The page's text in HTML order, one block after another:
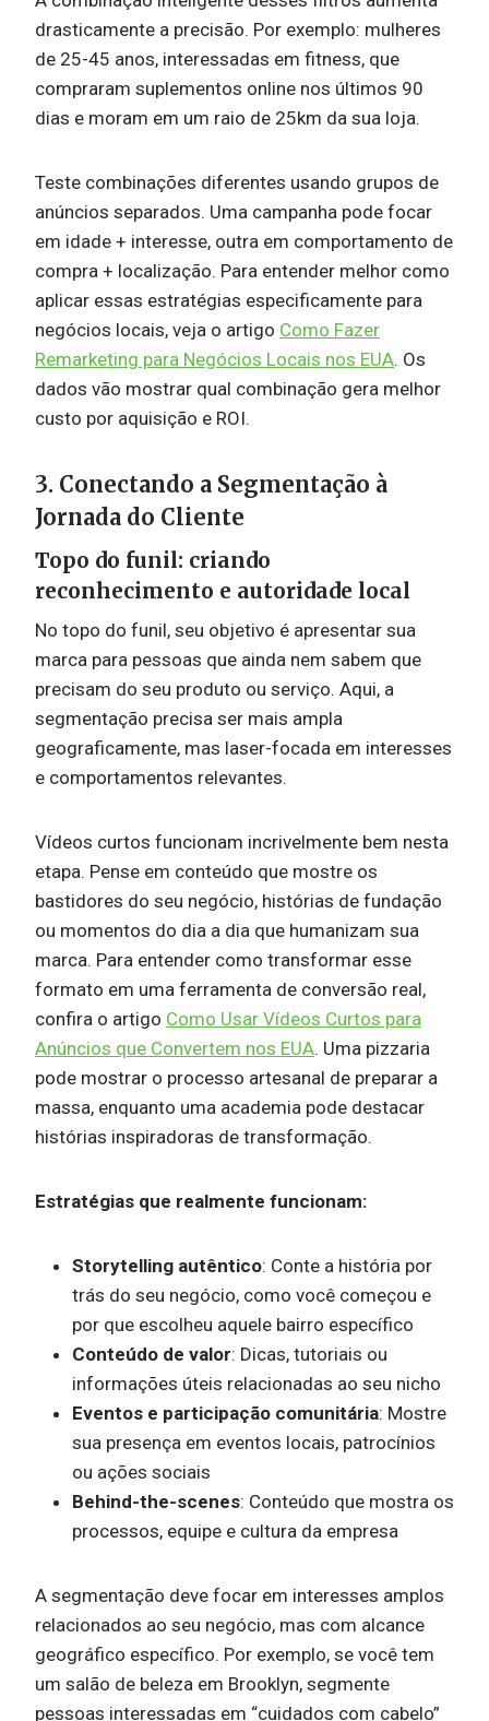
drasticamente a precisão. Por exemplo: mulheres
de 25-45 anos, interessadas em fitness, que
compraram suplementos online nos últimos 90
dias e moram em um raio de 25km da sua loja.
Teste combinações diferentes usando grupos de
anúncios separados. Uma campanha pode focar
em idade + interesse, outra em comportamento de
compra + localização. Para entender melhor como
aplicar essas estratégias especificamente para
negócios locais, veja o artigo Como Fazer
Remarketing para Negócios Locais nos EUA. Os
dados vão mostrar qual combinação gera melhor
custo por aquisição e ROI.
3. Conectando a Segmentação à
Jornada do Cliente
Topo do funil: criando
reconhecimento e autoridade local
No topo do funil, seu objetivo é apresentar sua
marca para pessoas que ainda nem sabem que
precisam do seu produto ou serviço. Aqui, a
segmentação precisa ser mais ampla
geograficamente, mas laser-focada em interesses
e comportamentos relevantes.
Vídeos curtos funcionam incrivelmente bem nesta
etapa. Pense em conteúdo que mostre os
bastidores do seu negócio, histórias de fundação
ou momentos do dia a dia que humanizam sua
marca. Para entender como transformar esse
formato em uma ferramenta de conversão real,
confira o artigo Como Usar Vídeos Curtos para
Anúncios que Convertem nos EUA. Uma pizzaria
pode mostrar o processo artesanal de preparar a
massa, enquanto uma academia pode destacar
histórias inspiradoras de transformação.
Estratégias que realmente funcionam:
Storytelling autêntico: Conte a história por
trás do seu negócio, como você começou e
por que escolheu aquele bairro específico
Conteúdo de valor: Dicas, tutoriais ou
informações úteis relacionadas ao seu nicho
Eventos e participação comunitária: Mostre
sua presença em eventos locais, patrocínios
ou ações sociais
Behind-the-scenes: Conteúdo que mostra os
processos, equipe e cultura da empresa
A segmentação deve focar em interesses amplos
relacionados ao seu negócio, mas com alcance
geográfico específico. Por exemplo, se você tem
um salão de beleza em Brooklyn, segmente
pessoas interessadas em “cuidados com cabelo”